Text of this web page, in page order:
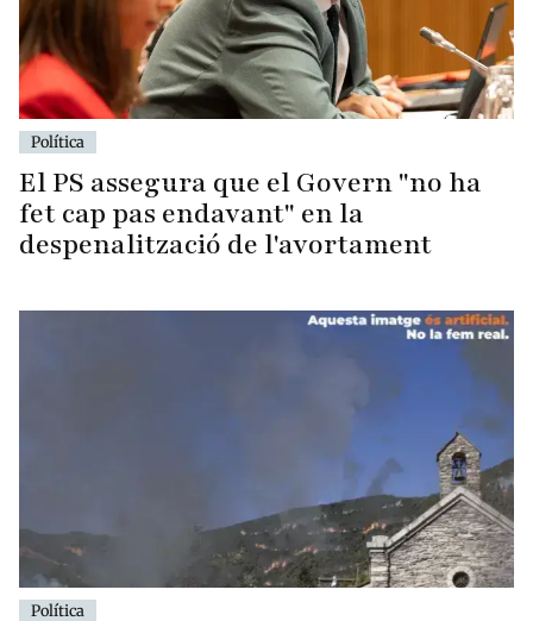
Política
El PS assegura que el Govern "no ha
fet cap pas endavant" en la
despenalització de l'avortament
Política